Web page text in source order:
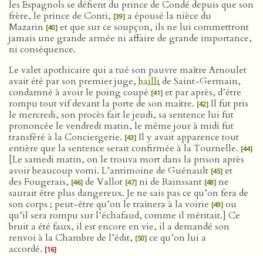
les Espagnols se défient du prince de Condé depuis que son
frère, le prince de Conti, [39] a épousé la nièce du
Mazarin [40] et que sur ce soupçon, ils ne lui commettront
jamais une grande armée ni affaire de grande importance,
ni conséquence.
Le valet apothicaire qui a tué son pauvre maître Arnoulet
avait été par son premier juge,baillide Saint-Germain,
condamné à avoir le poing coupé [41] et par après, d’être
rompu tout vif devant la porte de son maître. [42] Il fut pris
le mercredi, son procès fait le jeudi, sa sentence lui fut
prononcée le vendredi matin, le même jour à midi fut
transféré à la Conciergerie. [43] Il y avait apparence tout
entière que la sentence serait confirmée à la Tournelle. [44]
[Le samedi matin, on le trouva mort dans la prison après
avoir beaucoup vomi. L’antimoine de Guénault [45] et
des Fougerais, [46] de Vallot [47] ni de Rainssant [48] ne
saurait être plus dangereux. Je ne sais pas ce qu’on fera de
son corps ; peut-être qu’on le traînera à la voirie [49] ou
qu’il sera rompu sur l’échafaud, comme il méritait.] Ce
bruit a été faux, il est encore en vie, il a demandé son
renvoi à la Chambre de l’édit, [50] ce qu’on lui a
accordé. [16]